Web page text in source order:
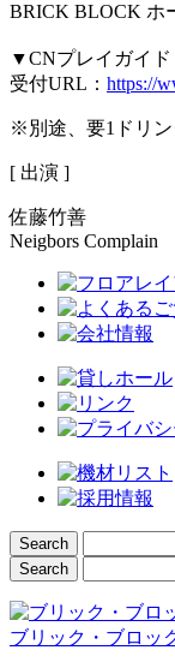
BRICK BLOCK ホ
▼CNプレイガイド
受付URL： https://
※別途、要1ドリン
[ 出演 ]
佐藤竹善
Neigbors Complain
ブリック・ブロッ